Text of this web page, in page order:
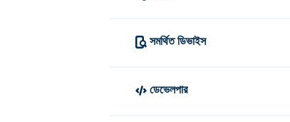
সমর্থিত ডিভাইস
ডেভেলপার